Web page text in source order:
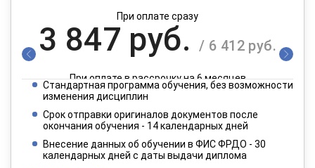
При оплате сразу
3 847 руб. / 6 412 руб.
При оплате в рассрочку на 6 месяцев
1 924 руб.
При оплате в рассрочку на 12 месяцев
Стандартная программа обучения, без возможности
изменения дисциплин
Срок отправки оригиналов документов после
окончания обучения - 14 календарных дней
Внесение данных об обучении в ФИС ФРДО - 30
календарных дней с даты выдачи диплома